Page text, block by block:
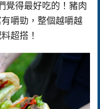
覺得最好吃的！豬肉
嚼勁，整個越嚼越
超搭！